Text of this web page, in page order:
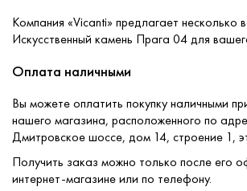
Портфолио
Контакты
Компания «Vicanti» предлагает несколько
Искусственный камень Прага 04 для
Оплата наличными
Вы можете оплатить покупку наличными
нашего магазина, расположенного по
Дмитровское шоссе, дом 14, строение 1,
Получить заказ можно только после его
интернет-магазине или по телефону.